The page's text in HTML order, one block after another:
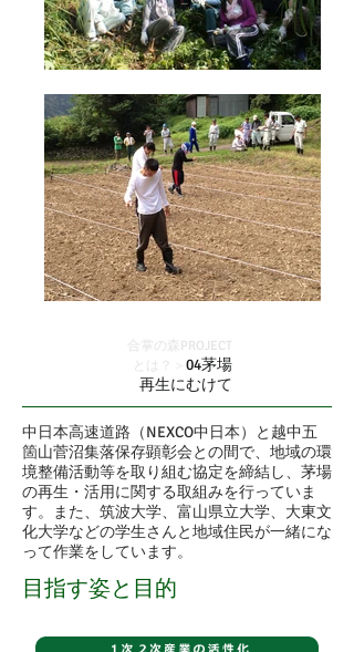
中日本高速道路（NEXCO中日本）と越中五
箇山菅沼集落保存顕彰会との間で、地域の環
境整備活動等を取り組む協定を締結し、茅場
の再生・活用に関する取組みを行っていま
す。また、筑波大学、富山県立大学、大東文
化大学などの学生さんと地域住民が一緒にな
って作業をしています。
目指す姿と目的
合掌の森PROJECT
とは？＞ 04茅場
再生にむけて